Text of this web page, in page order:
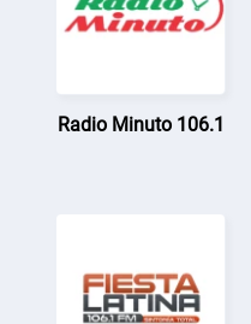
Radio Minuto 106.1